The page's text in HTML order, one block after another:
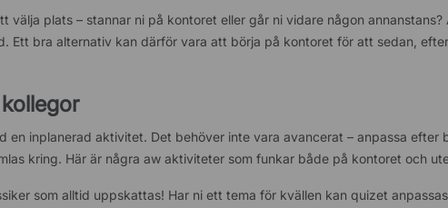
välja plats – stannar ni på kontoret eller går ni vidare någon
Ett bra alternativ kan därför vara att börja på kontoret för att sedan,
en inplanerad aktivitet. Det behöver inte vara avancerat – anpassa efter
kring. Här är några aw aktiviteter som funkar både på kontoret och
som alltid uppskattas! Har ni ett tema för kvällen kan quizet